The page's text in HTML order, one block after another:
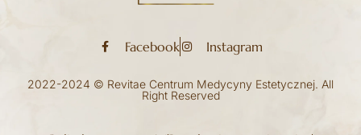
Facebook Instagram
2022-2024 © Revitae Centrum Medycyny Estetycznej. All
Right Reserved